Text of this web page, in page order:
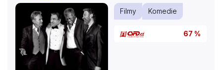
Filmy Komedie
67 %